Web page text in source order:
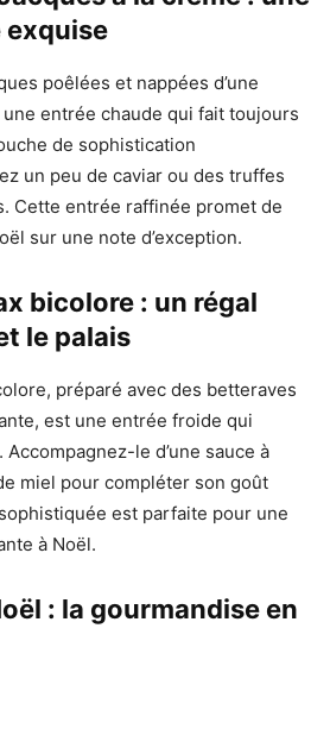
exquise
poêlées et nappées d’une
entrée chaude qui fait toujours
de sophistication
un peu de caviar ou des truffes
Cette entrée raffinée promet de
sur une note d’exception.
bicolore : un régal
le palais
préparé avec des betteraves
est une entrée froide qui
le d’une sauce à
miel pour compléter son goût
est parfaite pour une
à Noël.
: la gourmandise en